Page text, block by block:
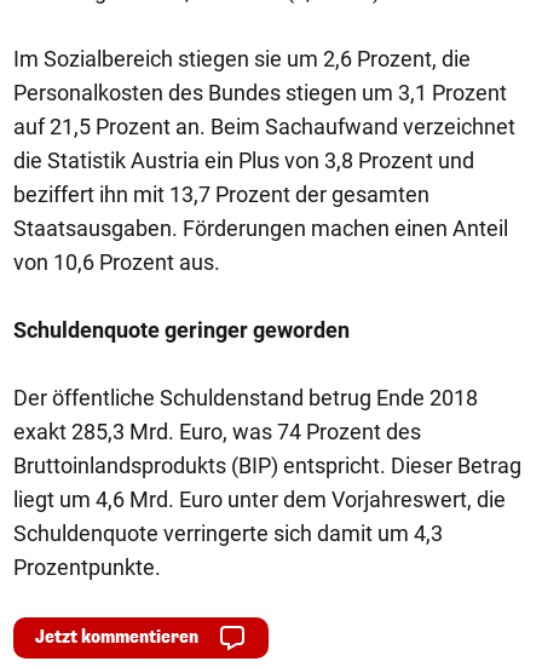
Im Sozialbereich stiegen sie um 2,6 Prozent, die
Personalkosten des Bundes stiegen um 3,1 Prozent
auf 21,5 Prozent an. Beim Sachaufwand verzeichnet
die Statistik Austria ein Plus von 3,8 Prozent und
beziffert ihn mit 13,7 Prozent der gesamten
Staatsausgaben. Förderungen machen einen Anteil
von 10,6 Prozent aus.
Schuldenquote geringer geworden
Der öffentliche Schuldenstand betrug Ende 2018
exakt 285,3 Mrd. Euro, was 74 Prozent des
Bruttoinlandsprodukts (BIP) entspricht. Dieser Betrag
liegt um 4,6 Mrd. Euro unter dem Vorjahreswert, die
Schuldenquote verringerte sich damit um 4,3
Prozentpunkte.
Jetzt kommentieren